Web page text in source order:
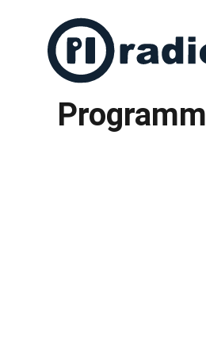
Freies Radio in Berlin
Programm